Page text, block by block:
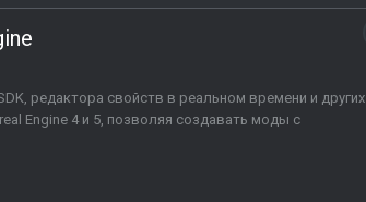
редактора свойств в реальном времени и других
Engine 4 и 5, позволяя создавать моды с